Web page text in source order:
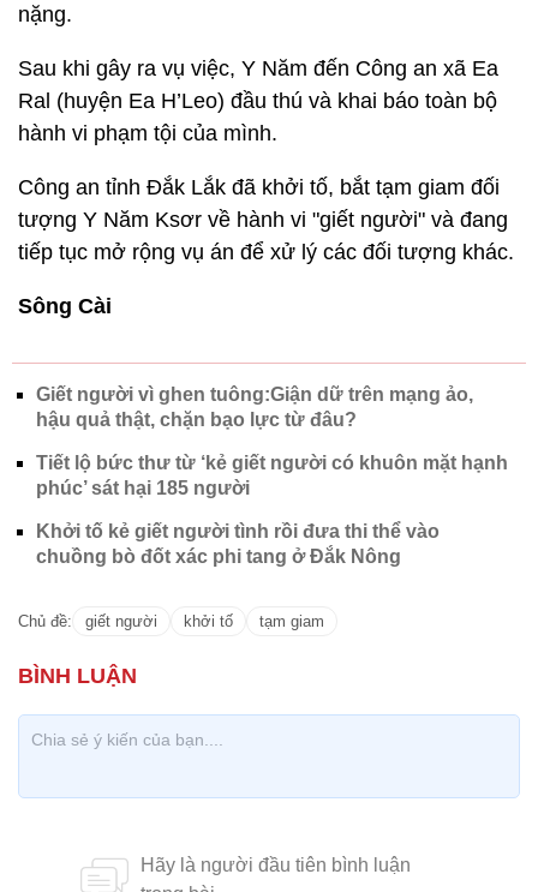
nặng.
Sau khi gây ra vụ việc, Y Năm đến Công an xã Ea
Ral (huyện Ea H’Leo) đầu thú và khai báo toàn bộ
hành vi phạm tội của mình.
Công an tỉnh Đắk Lắk đã khởi tố, bắt tạm giam đối
tượng Y Năm Ksơr về hành vi "giết người" và đang
tiếp tục mở rộng vụ án để xử lý các đối tượng khác.
Sông Cài
Giết người vì ghen tuông:Giận dữ trên mạng ảo,
hậu quả thật, chặn bạo lực từ đâu?
Tiết lộ bức thư từ ‘kẻ giết người có khuôn mặt hạnh
phúc’ sát hại 185 người
Khởi tố kẻ giết người tình rồi đưa thi thể vào
chuồng bò đốt xác phi tang ở Đắk Nông
Chủ đề: giết người khởi tố tạm giam